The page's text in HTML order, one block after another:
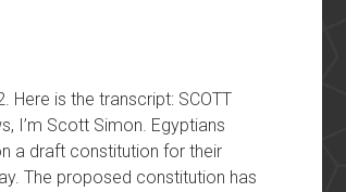
Here is the transcript: SCOTT
I’m Scott Simon. Egyptians
a draft constitution for their
The proposed constitution has